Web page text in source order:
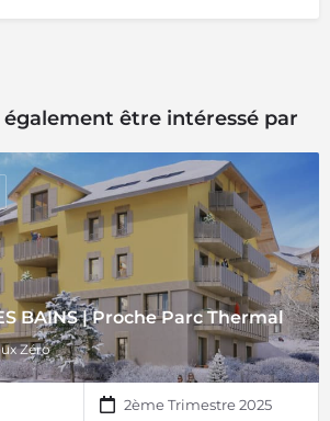
également être intéressé par
BAINS | Proche Parc Thermal
Zéro
2ème Trimestre 2025